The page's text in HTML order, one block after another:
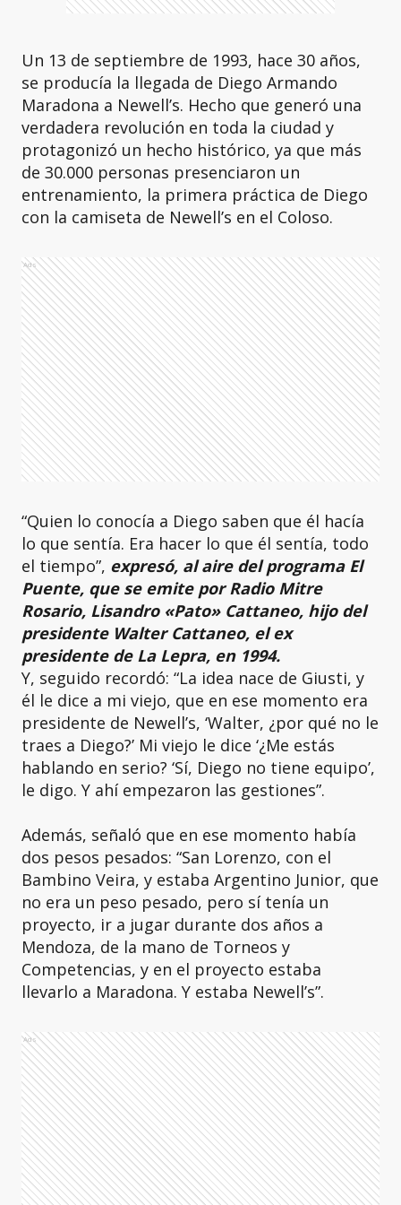
Un 13 de septiembre de 1993, hace 30 años,
se producía la llegada de Diego Armando
Maradona a Newell’s. Hecho que generó una
verdadera revolución en toda la ciudad y
protagonizó un hecho histórico, ya que más
de 30.000 personas presenciaron un
entrenamiento, la primera práctica de Diego
con la camiseta de Newell’s en el Coloso.
Ads
“Quien lo conocía a Diego saben que él hacía
lo que sentía. Era hacer lo que él sentía, todo
el tiempo”, expresó, al aire del programa El
Puente, que se emite por Radio Mitre
Rosario, Lisandro «Pato» Cattaneo, hijo del
presidente Walter Cattaneo, el ex
presidente de La Lepra, en 1994.
Y, seguido recordó: “La idea nace de Giusti, y
él le dice a mi viejo, que en ese momento era
presidente de Newell’s, ‘Walter, ¿por qué no le
traes a Diego?’ Mi viejo le dice ‘¿Me estás
hablando en serio? ‘Sí, Diego no tiene equipo’,
le digo. Y ahí empezaron las gestiones”.
Además, señaló que en ese momento había
dos pesos pesados: “San Lorenzo, con el
Bambino Veira, y estaba Argentino Junior, que
no era un peso pesado, pero sí tenía un
proyecto, ir a jugar durante dos años a
Mendoza, de la mano de Torneos y
Competencias, y en el proyecto estaba
llevarlo a Maradona. Y estaba Newell’s”.
Ads